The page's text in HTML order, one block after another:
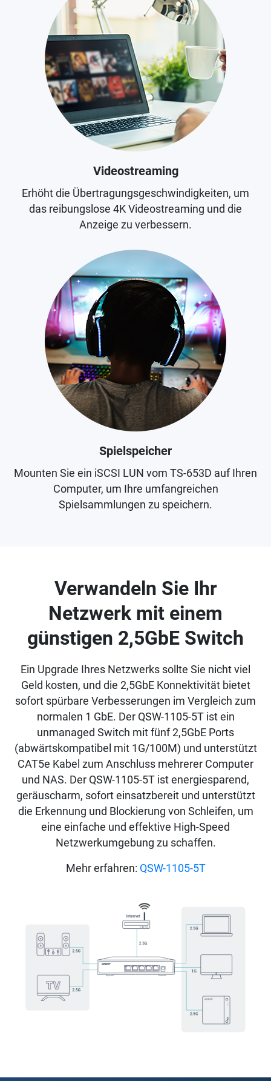
Videostreaming
Erhöht die Übertragungsgeschwindigkeiten, um
das reibungslose 4K Videostreaming und die
Anzeige zu verbessern.
Spielspeicher
Mounten Sie ein iSCSI LUN vom TS-653D auf Ihren
Computer, um Ihre umfangreichen
Spielsammlungen zu speichern.
Verwandeln Sie Ihr
Netzwerk mit einem
günstigen 2,5GbE Switch
Ein Upgrade Ihres Netzwerks sollte Sie nicht viel
Geld kosten, und die 2,5GbE Konnektivität bietet
sofort spürbare Verbesserungen im Vergleich zum
normalen 1 GbE. Der QSW-1105-5T ist ein
unmanaged Switch mit fünf 2,5GbE Ports
(abwärtskompatibel mit 1G/100M) und unterstützt
CAT5e Kabel zum Anschluss mehrerer Computer
und NAS. Der QSW-1105-5T ist energiesparend,
geräuscharm, sofort einsatzbereit und unterstützt
die Erkennung und Blockierung von Schleifen, um
eine einfache und effektive High-Speed
Netzwerkumgebung zu schaffen.
Mehr erfahren: QSW-1105-5T